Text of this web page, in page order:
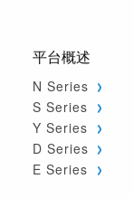
平台概述
N Series
S Series
Y Series
D Series
E Series